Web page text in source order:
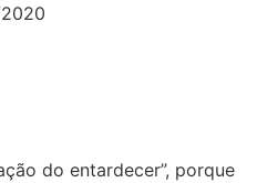
do entardecer”, porque